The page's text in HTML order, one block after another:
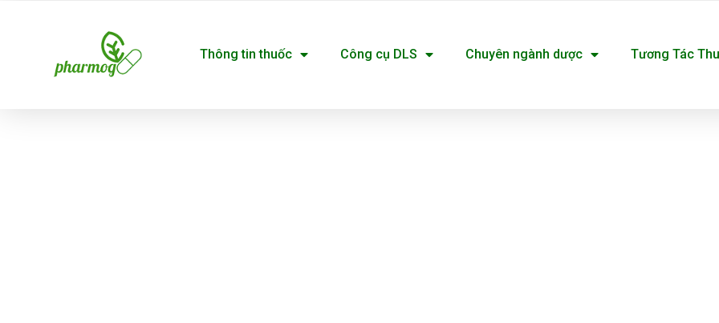
Thông tin thuốc Công cụ DLS Chuyên ngành dược Tương Tác